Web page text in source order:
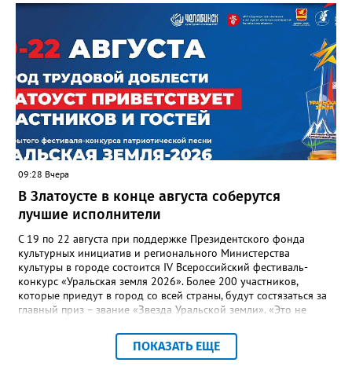
отметили и недочёты. «Например, управляющие компании
несвоевременно приняли меры для предотвращения
“перемерзания” общей домовой тепловой сети
многоквартирного дома, отсутствовало взаимодействие с
ресурсоснабжающей организацией, ЕДДС и иными службами»,
— сообщила начальник Главного управления ГЖИ Ирина
Настенко. В следующий раз, рекомендовали в
Госжилинспекции, службы должны действовать слаженно. И
оперативно делиться информацией со всеми
заинтересованными – от поставщика тепла до конечных
потребителей.
09:28 Вчера
В Златоусте в конце августа соберутся
лучшие исполнители
С 19 по 22 августа при поддержке Президентского фонда
культурных инициатив и регионального Министерства
культуры в городе состоится IV Всероссийский фестиваль-
конкурс «Уральская земля 2026». Более 200 участников,
которые приедут в город со всей страны, будут состязаться за
главный приз – звание «Звезда Уральской земли». «Это не
прослушивания участников, мастер-классы от ведущих
наставников, выступления победителей прошлых лет и
ПОКАЗАТЬ ЕЩЕ